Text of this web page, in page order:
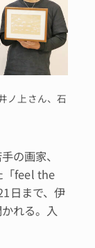
ノ上さん、石
の画家、
「feel the
日まで、伊
れる。入